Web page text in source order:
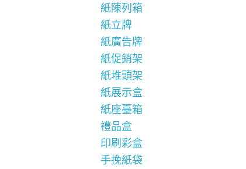
紙陳列箱
紙立牌
紙廣告牌
紙促銷架
紙堆頭架
紙展示盒
紙座臺箱
禮品盒
印刷彩盒
手挽紙袋